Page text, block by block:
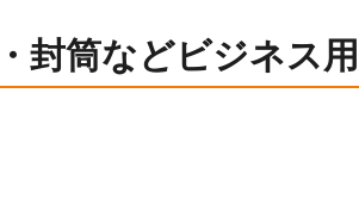
封筒などビジネス